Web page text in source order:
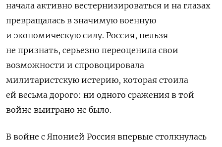
начала активно вестернизироваться и на глазах
превращалась в значимую военную
и экономическую силу. Россия, нельзя
не признать, серьезно переоценила свои
возможности и спровоцировала
милитаристскую истерию, которая стоила
ей весьма дорого: ни одного сражения в той
войне выиграно не было.
В войне с Японией Россия впервые столкнулась